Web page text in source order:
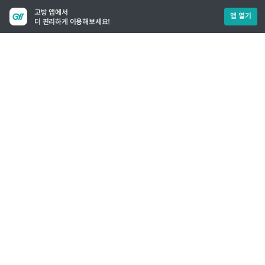
고방 앱에서
더 편리하게 이용해보세요!
앱 열기